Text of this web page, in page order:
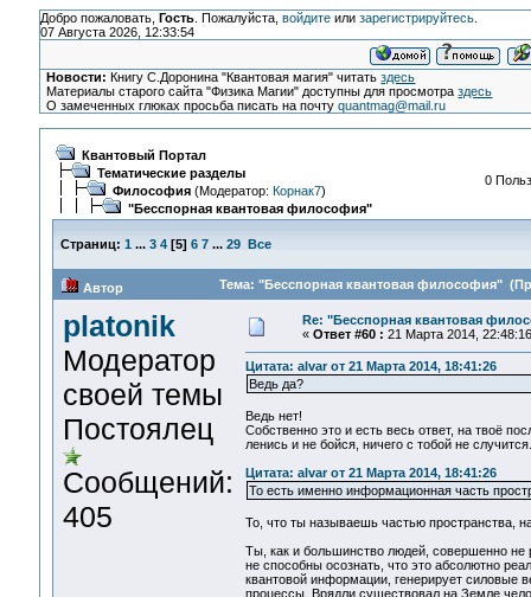
Добро пожаловать, Гость. Пожалуйста, войдитеили зарегистрируйтесь.
07 Августа 2026, 12:33:54
Новости: Книгу С.Доронина "Квантовая магия" читатьздесь
Материалы старого сайта "Физика Магии" доступны для просмотраздесь
О замеченных глюках просьба писать на почтуquantmag@mail.ru
Квантовый Портал
Тематические разделы
Философия(Модератор: Корнак7)
"Бесспорная квантовая философия"
0
Страниц: 1 ... 3 4[5] 6 7 ... 29 Все
Автор Тема: "Бесспорная квантовая философия"
platonik
Модератор
своей темы
Постоялец
Сообщений:
405
Re: "Бесспорная квантовая
« Ответ #60 : 21 Марта 2014,
Цитата: alvar от 21 Марта 2014, 18:41:26
Ведь да?
Ведь нет!
Собственно это и есть весь ответ, на твоё
ленись и не бойся, ничего с тобой не
Цитата: alvar от 21 Марта 2014, 18:41:26
То есть именно информационная часть
То, что ты называешь частью пространства,
Ты, как и большинство людей, совершенно
не способны осознать, что это абсолютно
квантовой информации, генерирует силовые
процессы. Врядли существовал на Земле